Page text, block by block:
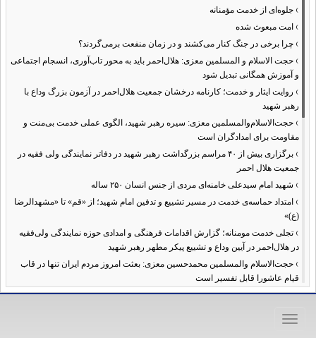
› جلوه‌ای از خدمت مؤمنانه
› امت مبعوث شده
› چرا برخی در جنگ کنار می‌کشند و در زمان منفعت برمی‌گردند؟
› حجت الاسلام و المسلمین معزی: هلال‌احمر باید به محور تاب‌آوری، انسجام اجتماعی
و آموزش همگانی تبدیل شود
› روایت ایثار و خدمت؛ کارنامه درخشان جمعیت هلال‌احمر در آزمون بزرگ وداع با
رهبر شهید
› حجت‌الاسلام‌والمسلمین معزی: سیره رهبر شهید، الگوی عملی خدمت بی‌منت و
مقاومت برای امدادگران است
›
برگزاری بیش از ۴۰ مراسم بزرگداشت رهبر شهید در دفاتر نمایندگی ولی فقیه در
جمعیت هلال احمر
› شهید امام سیدعلی خامنه‌ای مردی از جنس انسان ۲۵۰ ساله
› امتداد حماسه‌ی خدمت در مسیر تشییع و تدفین امام شهید؛ از «قم» تا «مشهدالرضا
(ع)»
› تجلی خدمت مومنانه؛ گزارش اقدامات فرهنگی و امدادی حوزه نمایندگی ولی‌فقیه
در هلال‌احمر در آیین وداع و تشییع پیکر مطهر رهبر شهید
› حجت‌الاسلام والمسلمین محمدحسین معزی: بعثت امروز مردم ایران تنها در قاب
قیام عاشورا قابل تفسیر است
›آمادگی همه‌جانبه معاونت فرهنگی حوزه نمایندگی ولی‌فقیه هلال‌احمر برای
›طنین نوای حسینی در ساختمان صلح؛ ویژه‌برنامه‌های عزاداری دهه اول محرم در
Toggle